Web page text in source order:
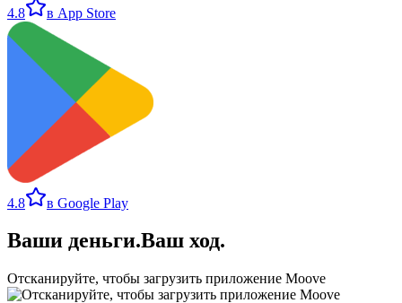
4.8 в App Store
4.8 в Google Play
Ваши деньги.Ваш ход.
Отсканируйте, чтобы загрузить приложение Moove